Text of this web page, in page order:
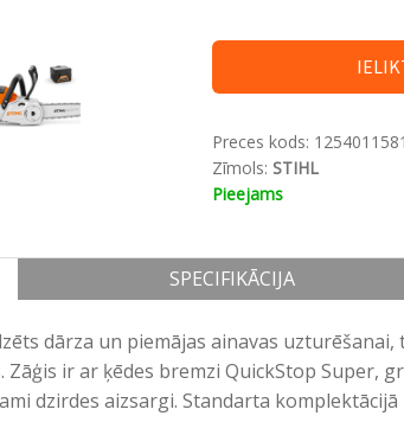
Preces kods:
Zīmols: STIHL
Pieejams
SPECIFIKĀCIJA
dārza un piemājas ainavas
ir ar ķēdes bremzi QuickStop Super,
dzirdes aizsargi. Standarta